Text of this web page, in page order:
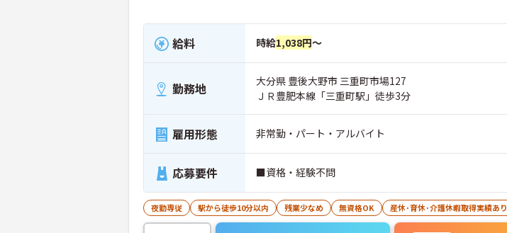
給料 時給1,038円～
勤務地
大分県 豊後大野市 三重町市場127
ＪＲ豊肥本線「三重町駅」徒歩3分
雇用形態 非常勤・パート・アルバイト
応募要件 ■資格・経験不問
夜勤専従 駅から徒歩10分以内 残業少なめ 無資格OK 産休･育休･介護休暇取得実績あり